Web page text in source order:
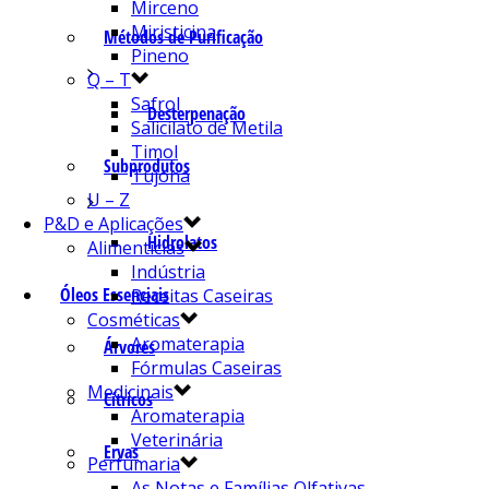
Métodos de Purificação
Desterpenação
Subprodutos
Hidrolatos
Óleos Essenciais
Árvores
Cítricos
Ervas
Mirceno
Miristicina
Pineno
Q – T
Safrol
Salicilato de Metila
Timol
Tujona
U – Z
P&D e Aplicações
Alimentícias
Indústria
Receitas Caseiras
Cosméticas
Aromaterapia
Fórmulas Caseiras
Medicinais
Aromaterapia
Veterinária
Perfumaria